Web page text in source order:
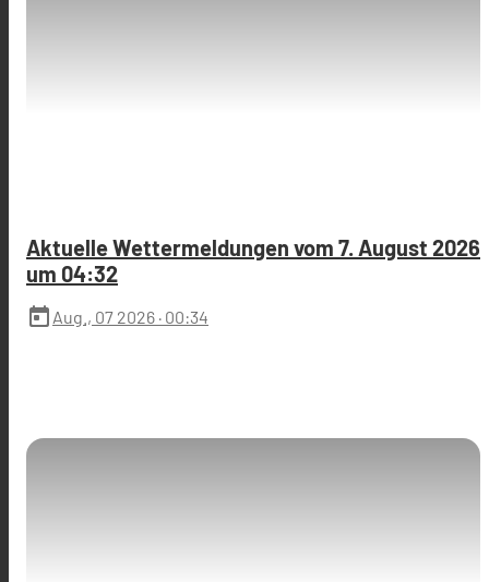
Aktuelle Wettermeldungen vom 7. August 2026
um 04:32
today Aug., 07 2026 · 00:34